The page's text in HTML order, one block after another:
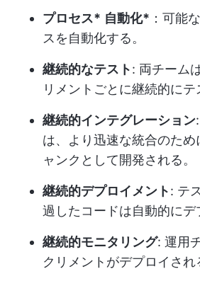
プロセス* 自動化* ：可能
スを自動化する。
継続的なテスト: 両チーム
リメントごとに継続的にテ
継続的インテグレーション
は、より迅速な統合のた
ャンクとして開発される。
継続的デプロイメント: テ
過したコードは自動的にデ
継続的モニタリング: 運用
クリメントがデプロイされ